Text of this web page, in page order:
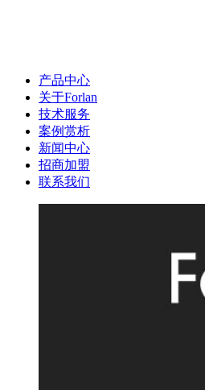
产品中心
关于Forlan
技术服务
案例赏析
新闻中心
招商加盟
联系我们